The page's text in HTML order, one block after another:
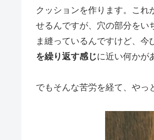
クッションを作ります。これ
せるんですが、穴の部分をい
ま縫っているんですけど、今
を繰り返す感じに近い何かが
でもそんな苦労を経て、やっ